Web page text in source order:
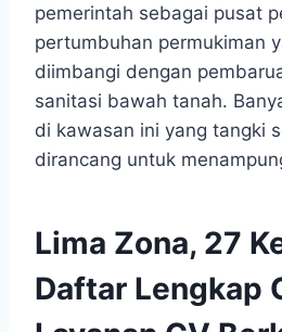
pemerintah sebagai pusat
pertumbuhan permukiman
diimbangi dengan
sanitasi bawah tanah.
di kawasan ini yang tangki
dirancang untuk
Lima Zona, 27
Daftar Lengkap